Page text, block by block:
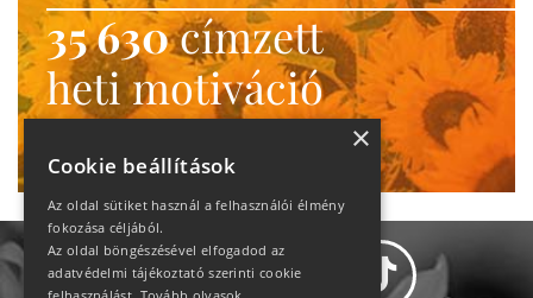
35 630címzett
heti motiváció
Ne maradj le!
×
Cookie beállítások
Az oldal sütiket használ a felhasználói élmény
fokozása céljából.
Az oldal böngészésével elfogadod az
adatvédelmi tájékoztató szerinti cookie